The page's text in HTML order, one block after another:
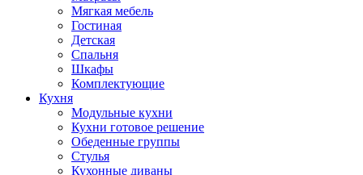
Мягкая мебель
Гостиная
Детская
Спальня
Шкафы
Комплектующие
Кухня
Модульные кухни
Кухни готовое решение
Обеденные группы
Стулья
Кухонные диваны